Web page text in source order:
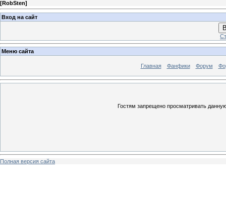
[RobSten]
Вход на сайт
Меню сайта
Главная Фанфики Форум
Гостям запрещено просматривать
Полная версия сайта